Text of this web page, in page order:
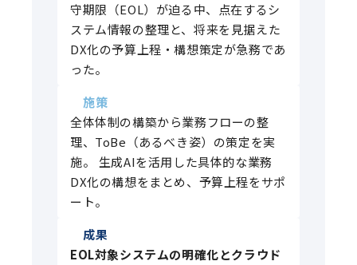
守期限（EOL）が迫る中、点在するシ
ステム情報の整理と、将来を見据えた
DX化の予算上程・構想策定が急務であ
った。
施策
全体体制の構築から業務フローの整
理、ToBe（あるべき姿）の策定を実
施。 生成AIを活用した具体的な業務
DX化の構想をまとめ、予算上程をサポ
ート。
成果
EOL対象システムの明確化とクラウド